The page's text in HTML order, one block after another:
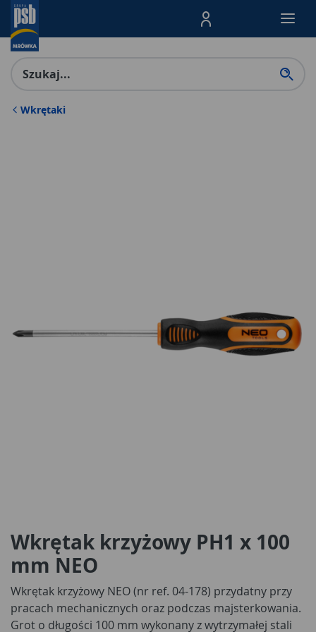
Menu Produktów,
Wkrętaki
Wkrętak krzyżowy PH1 x 100
mm NEO
Wkrętak krzyżowy NEO (nr ref. 04-178) przydatny przy
pracach mechanicznych oraz podczas majsterkowania.
Grot o długości 100 mm wykonany z wytrzymałej stali